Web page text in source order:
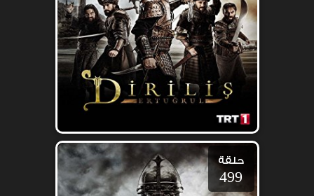
حلقة
499